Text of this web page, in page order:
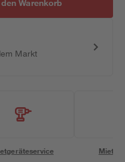
den Warenkorb
Markt